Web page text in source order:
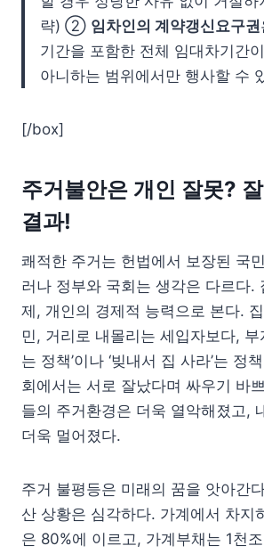
략) ② 임차인의 계약갱신요구권
기간을 포함한 전체 임대차기간
아니하는 범위에서만 행사할 수
[/box]
주거불안은 개인 잘못?
결과!
쾌적한 주거는 헌법에서 보장된 국
러나 정부와 국회는 생각은 다르다.
제, 개인의 경제적 능력으로 본다.
민, 거리로 내몰리는 세입자보다, 부
는 정책’이나 ‘빚내서 집 사라’는 정
회에서는 서로 잘났다며 싸우기 바
들의 주거환경은 더욱 열악해졌고,
더욱 멀어졌다.
주거 불평등은 미래의 꿈을 앗아간
산 상황은 심각하다. 가계에서 차지
은 80%에 이르고, 가계부채는 1천